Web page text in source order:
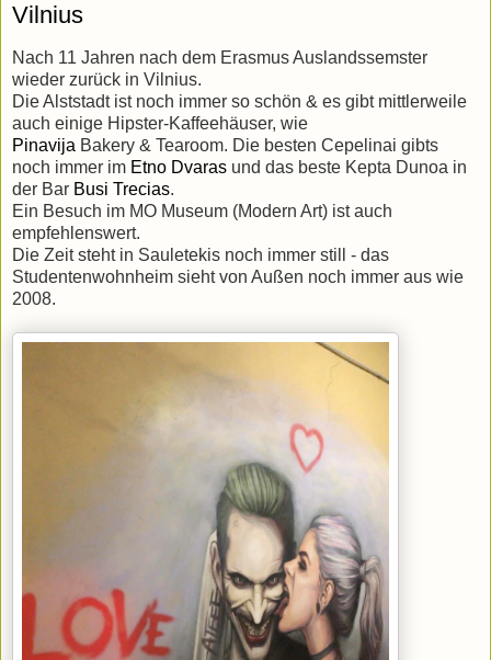
Vilnius
Nach 11 Jahren nach dem Erasmus Auslandssemster
wieder zurück in Vilnius.
Die Alststadt ist noch immer so schön & es gibt mittlerweile
auch einige Hipster-Kaffeehäuser, wie
Pinavija Bakery & Tearoom. Die besten Cepelinai gibts
noch immer im Etno Dvaras und das beste Kepta Dunoa in
der Bar Busi Trecias.
Ein Besuch im MO Museum (Modern Art) ist auch
empfehlenswert.
Die Zeit steht in Sauletekis noch immer still - das
Studentenwohnheim sieht von Außen noch immer aus wie
2008.